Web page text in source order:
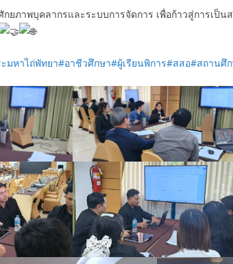
ยภาพบุคลากรและระบบการจัดการ เพื่อก้าวสู่การเป็
มหาไถ่พัทยา#อาชีวศึกษา#ผู้เรียนพิการ#สสอ#สถานศึ